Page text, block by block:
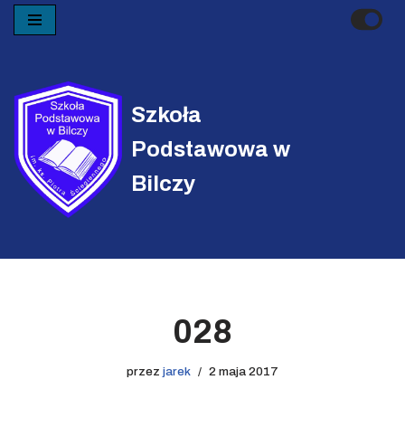
treści
Szkoła
Podstawowa w
Bilczy
028
przez jarek 2 maja 2017